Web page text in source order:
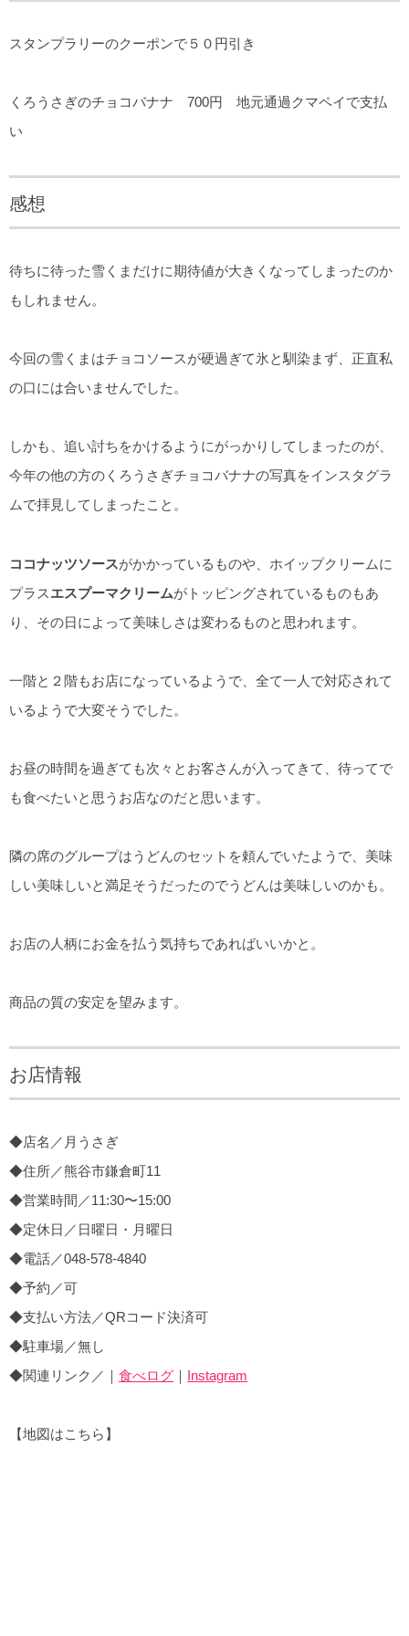
スタンプラリーのクーポンで５０円引き
くろうさぎのチョコバナナ 700円 地元通過クマペイで支払
い
感想
待ちに待った雪くまだけに期待値が大きくなってしまったのか
もしれません。
今回の雪くまはチョコソースが硬過ぎて氷と馴染まず、正直私
の口には合いませんでした。
しかも、追い討ちをかけるようにがっかりしてしまったのが、
今年の他の方のくろうさぎチョコバナナの写真をインスタグラ
ムで拝見してしまったこと。
ココナッツソースがかかっているものや、ホイップクリームに
プラスエスプーマクリームがトッピングされているものもあ
り、その日によって美味しさは変わるものと思われます。
一階と２階もお店になっているようで、全て一人で対応されて
いるようで大変そうでした。
お昼の時間を過ぎても次々とお客さんが入ってきて、待ってで
も食べたいと思うお店なのだと思います。
隣の席のグループはうどんのセットを頼んでいたようで、美味
しい美味しいと満足そうだったのでうどんは美味しいのかも。
お店の人柄にお金を払う気持ちであればいいかと。
商品の質の安定を望みます。
お店情報
◆店名／月うさぎ
◆住所／熊谷市鎌倉町11
◆営業時間／11:30〜15:00
◆定休日／日曜日・月曜日
◆電話／048-578-4840
◆予約／可
◆支払い方法／QRコード決済可
◆駐車場／無し
◆関連リンク／｜ 食べログ ｜ Instagram
【地図はこちら】